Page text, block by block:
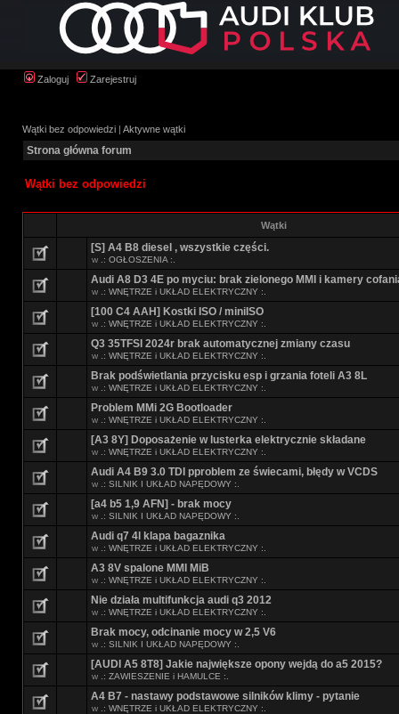
Zaloguj Zarejestruj
Wątki bez odpowiedzi | Aktywne wątki
Strona główna forum
Wątki bez odpowiedzi
Wątki
[S] A4 B8 diesel , wszystkie części.
w .: OGŁOSZENIA :.
Audi A8 D3 4E po myciu: brak zielonego MMI i kamery
w .: WNĘTRZE i UKŁAD ELEKTRYCZNY :.
[100 C4 AAH] Kostki ISO / miniISO
w .: WNĘTRZE i UKŁAD ELEKTRYCZNY :.
Q3 35TFSI 2024r brak automatycznej zmiany czasu
w .: WNĘTRZE i UKŁAD ELEKTRYCZNY :.
Brak podświetlania przycisku esp i grzania foteli A3 8L
w .: WNĘTRZE i UKŁAD ELEKTRYCZNY :.
Problem MMi 2G Bootloader
w .: WNĘTRZE i UKŁAD ELEKTRYCZNY :.
[A3 8Y] Doposażenie w lusterka elektrycznie składane
w .: WNĘTRZE i UKŁAD ELEKTRYCZNY :.
Audi A4 B9 3.0 TDI pproblem ze świecami, błędy w VCDS
w .: SILNIK I UKŁAD NAPĘDOWY :.
[a4 b5 1,9 AFN] - brak mocy
w .: SILNIK I UKŁAD NAPĘDOWY :.
Audi q7 4l klapa bagaznika
w .: WNĘTRZE i UKŁAD ELEKTRYCZNY :.
A3 8V spalone MMI MiB
w .: WNĘTRZE i UKŁAD ELEKTRYCZNY :.
Nie działa multifunkcja audi q3 2012
w .: WNĘTRZE i UKŁAD ELEKTRYCZNY :.
Brak mocy, odcinanie mocy w 2,5 V6
w .: SILNIK I UKŁAD NAPĘDOWY :.
[AUDI A5 8T8] Jakie największe opony wejdą do a5 2015?
w .: ZAWIESZENIE i HAMULCE :.
A4 B7 - nastawy podstawowe silników klimy - pytanie
w .: WNĘTRZE i UKŁAD ELEKTRYCZNY :.